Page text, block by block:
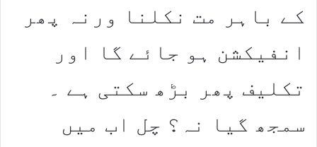
کے باہر مت نکلنا ورنہ پھر
انفیکشن ہو جائے گا اور
تکلیف پھر بڑھ سکتی ہے ۔
سمجھ گیا نہ؟ چل اب میں